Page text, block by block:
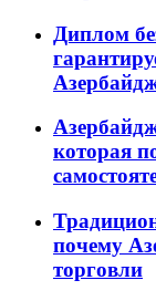
Диплом
которая
почему
торговли